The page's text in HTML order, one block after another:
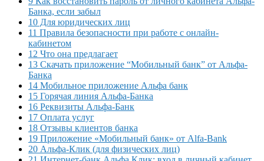
Банка, если забыл
10 Для юридических лиц
11 Правила безопасности при работе с онлайн-
кабинетом
12 Что она предлагает
13 Скачать приложение “Мобильный банк” от Альфа-
Банка
14 Мобильное приложение Альфа банк
15 Горячая линия Альфа-Банка
16 Реквизиты Альфа-Банк
17 Оплата услуг
18 Отзывы клиентов банка
19 Приложение «Мобильный банк» от Alfa-Bank
20 Альфа-Клик (для физических лиц)